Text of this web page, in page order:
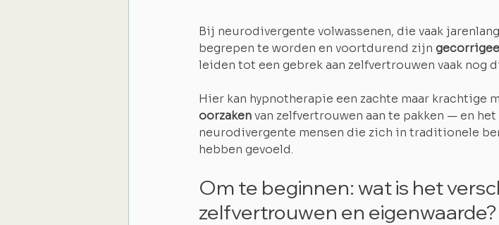
Bij neurodivergente volwassenen, die vaak
begrepen te worden en voortdurend zijn
leiden tot een gebrek aan zelfvertrouwen vaak nog
Hier kan hypnotherapie een zachte maar krachtige
oorzaken van zelfvertrouwen aan te pakken — en
neurodivergente mensen die zich in traditionele
hebben gevoeld.
Om te beginnen: wat is het
zelfvertrouwen en eigenwaarde?